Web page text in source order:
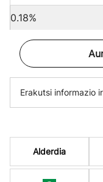
0.18%
Erakutsi informazio
Alderdia